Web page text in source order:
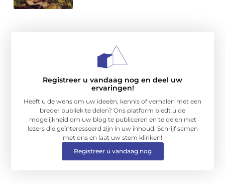
Registreer u vandaag nog en deel uw
ervaringen!
Heeft u de wens om uw ideeën, kennis of verhalen met een
breder publiek te delen? Ons platform biedt u de
mogelijkheid om uw blog te publiceren en te delen met
lezers die geïnteresseerd zijn in uw inhoud. Schrijf samen
met ons en laat uw stem klinken!
Registreer u vandaag nog